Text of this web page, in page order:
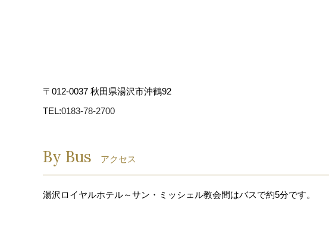
せ及び苦情相談に関しても、ご連絡いた
クッキーとは、ウェブページを利用した
ありません。次回、同じページにアクセ
えたりすることができます。お客様がブ
〒012-0037 秋田県湯沢市沖鶴92
TEL:0183-78-2700
By Bus アクセス
湯沢ロイヤルホテル～サン・ミッシェル教会間はバスで約5分です。